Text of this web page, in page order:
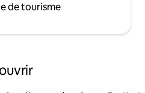
de tourisme